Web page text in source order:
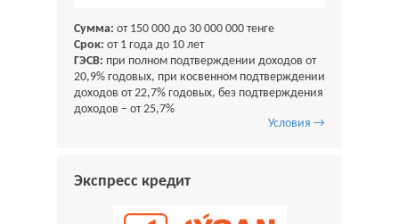
Сумма: от 150 000 до 30 000 000 тенге
Срок: от 1 года до 10 лет
ГЭСВ: при полном подтверждении доходов от
20,9% годовых, при косвенном подтверждении
доходов от 22,7% годовых, без подтверждения
доходов – от 25,7%
Условия →
Экспресс кредит